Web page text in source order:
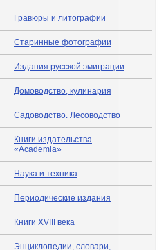
Гравюры и литографии
Старинные фотографии
Издания русской эмиграции
Домоводство, кулинария
Садоводство. Лесоводство
Книги издательства
«Academia»
Наука и техника
Периодические издания
Книги XVIII века
Энциклопедии, словари,